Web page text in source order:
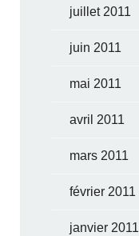
juillet 2011
juin 2011
mai 2011
avril 2011
mars 2011
février 2011
janvier 2011